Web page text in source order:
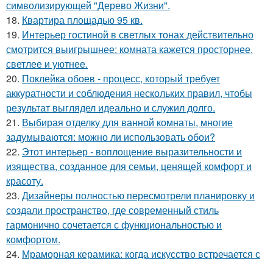
символизирующей "Дерево Жизни".
18. Квартира площадью 95 кв.
19. Интерьер гостиной в светлых тонах действительно
смотрится выигрышнее: комната кажется просторнее,
светлее и уютнее.
20. Поклейка обоев - процесс, который требует
аккуратности и соблюдения нескольких правил, чтобы
результат выглядел идеально и служил долго.
21. Выбирая отделку для ванной комнаты, многие
задумываются: можно ли использовать обои?
22. Этот интерьер - воплощение выразительности и
изящества, созданное для семьи, ценящей комфорт и
красоту.
23. Дизайнеры полностью пересмотрели планировку и
создали пространство, где современный стиль
гармонично сочетается с функциональностью и
комфортом.
24. Мраморная керамика: когда искусство встречается с